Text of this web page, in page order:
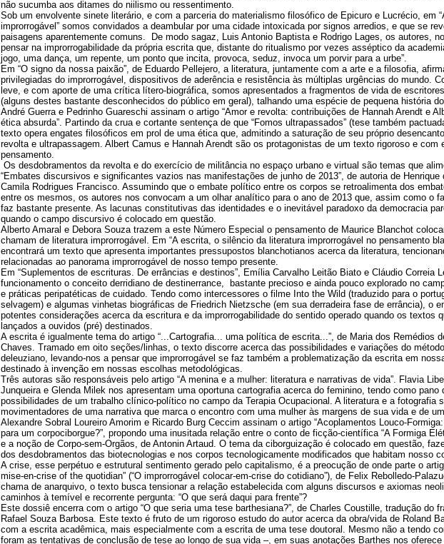
não sucumba aos ditames do niilismo ou ressentimento.
Sob um envolvente sinete literário, e com a parceria do materialismo filosófico de Epicuro e Lucrécio, em
improrrogável” somos convidados a deambular por uma cidade intoxicada por signos arredios, e que se
paisagens aparentemente comuns. De modo sagaz, Luis Antonio Baptista e Rodrigo Lages, os autores,
pensar na improrrogabilidade da própria escrita que, distante do ritualismo por vezes asséptico da
jogo, uma dança, um repente, um ponto que incita, provoca, seduz, invoca um porvir para a urbe”.
Em “O signo da nossa paixão”, de Eduardo Pellejero, a literatura, juntamente com a arte e a filosofia,
privilegiadas do improrrogável, dispositivos de aderência e resistência às múltiplas urgências do mundo.
leve, e com aporte de uma crítica lítero-biográfica, somos apresentados a fragmentos de vida de
(alguns destes bastante desconhecidos do público em geral), talhando uma espécie de pequena história do
André Guerra e Pedrinho Guareschi assinam o artigo “Amor e revolta: contribuições de Hannah Arendt e
ética absurda”. Partindo da crua e cortante sentença de que “Fomos ultrapassados” (tese também
texto opera engates filosóficos em prol de uma ética que, admitindo a saturação de seu próprio
revolta e ultrapassagem. Albert Camus e Hannah Arendt são os protagonistas de um texto rigoroso e com
pensamento.
Os desdobramentos da revolta e do exercício de militância no espaço urbano e virtual são temas que
“Embates discursivos e significantes vazios nas manifestações de junho de 2013”, de autoria de Henrique
Camila Rodrigues Francisco. Assumindo que o embate político entre os corpos se retroalimenta dos
entre os mesmos, os autores nos convocam a um olhar analítico para o ano de 2013 que, assim como o
faz bastante presente. As lacunas constitutivas das identidades e o inevitável paradoxo da democracia
quando o campo discursivo é colocado em questão.
Alberto Amaral e Debora Souza trazem a este Número Especial o pensamento de Maurice Blanchot
chamam de literatura improrrogável. Em “A escrita, o silêncio da literatura improrrogável no pensamento
encontrará um texto que apresenta importantes pressupostos blanchotianos acerca da literatura,
relacionadas ao panorama improrrogável de nosso tempo presente.
Em “Suplementos de escrituras. De errâncias e destinos”, Emília Carvalho Leitão Biato e Cláudio Correia
funcionamento o conceito derridiano de destinerrance, bastante precioso e ainda pouco explorado no
e práticas peripatéticas de cuidado. Tendo como intercessores o filme Into the Wild (traduzido para o
selvagem) e algumas vinhetas biográficas de Friedrich Nietzsche (em sua derradeira fase de errância), o
potentes considerações acerca da escritura e da improrrogabilidade do sentido operado quando os textos
lançados a ouvidos (pré) destinados.
A escrita é igualmente tema do artigo “...Cartografia... uma política de escrita...”, de Maria dos Remédios
Chaves. Tramado em oito seções/linhas, o texto discorre acerca das possibilidades e variações do
deleuziano, levando-nos a pensar que improrrogável se faz também a problematização da escrita em
destinado à invenção em nossas escolhas metodológicas.
Três autoras são responsáveis pelo artigo “A menina e a mulher: literatura e narrativas de vida”. Flavia
Junqueira e Glenda Milek nos apresentam uma oportuna cartografia acerca do feminino, tendo como pano
possibilidades de um trabalho clínico-político no campo da Terapia Ocupacional. A literatura e a fotografia
movimentadores de uma narrativa que marca o encontro com uma mulher às margens de sua vida e de
Alexandre Sobral Loureiro Amorim e Ricardo Burg Ceccim assinam o artigo “Acoplamentos Louco-
para um corpociborgue?”, propondo uma inusitada relação entre o conto de ficção-científica “A Formiga
e a noção de Corpo-sem-Orgãos, de Antonin Artaud. O tema da ciborguização é colocado em questão,
dos desdobramentos das biotecnologias e nos corpos tecnologicamente modificados que habitam nosso
A crise, esse perpétuo e estrutural sentimento gerado pelo capitalismo, é a preocução de onde parte o
mise-en-crise of the quotidian” (“O improrrogável colocar-em-crise do cotidiano”), de Felix Rebolledo-
chama de anarquivo, o texto busca tensionar a relação estabelecida com alguns discursos e axiomas
caminhos à temível e recorrente pergunta: “O que será daqui para frente”?
Este dossiê encerra com o artigo “O que seria uma tese barthesiana?”, de Charles Coustille, tradução do
Rafael Souza Barbosa. Este texto é fruto de um rigoroso estudo do autor acerca da obra/vida de Roland
com a escrita acadêmica, mais especialmente com a escrita de uma tese doutoral. Mesmo não a tendo
foram as tentativas de conclusão de tese ao longo de sua vida –, em suas anotações Barthes nos